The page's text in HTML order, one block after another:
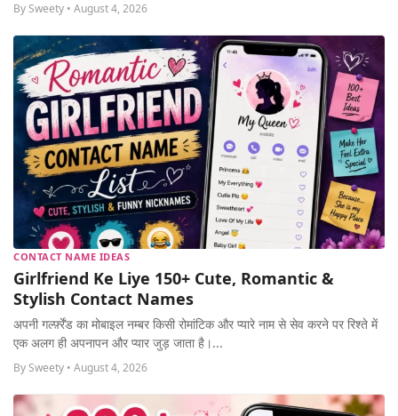
By Sweety • August 4, 2026
CONTACT NAME IDEAS
Girlfriend Ke Liye 150+ Cute, Romantic &
Stylish Contact Names
अपनी गर्ल्फ़्रेंड का मोबाइल नम्बर किसी रोमांटिक और प्यारे नाम से सेव करने पर रिश्ते में
एक अलग ही अपनापन और प्यार जुड़ जाता है।...
By Sweety • August 4, 2026